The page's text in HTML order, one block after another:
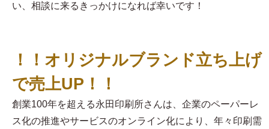
い、相談に来るきっかけになれば幸いです！
！！オリジナルブランド立ち上げ
で売上UP！！
創業100年を超える永田印刷所さんは、企業のペーパーレ
ス化の推進やサービスのオンライン化により、年々印刷需